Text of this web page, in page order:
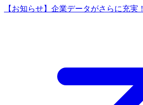
【お知らせ】企業データがさらに充実！